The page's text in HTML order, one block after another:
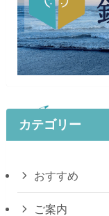
カテゴリー
おすすめ
ご案内